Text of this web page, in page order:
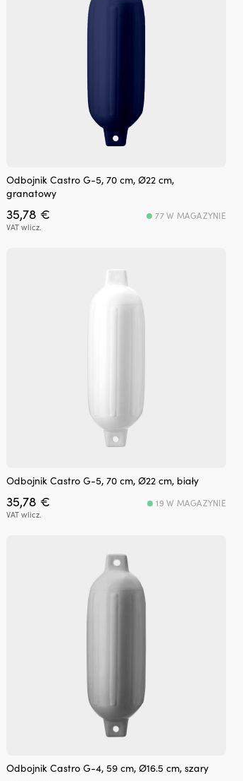
Odbojnik Castro G-5, 70 cm, Ø22 cm,
granatowy
35,78 €
VAT wlicz.
77 W MAGAZYNIE
Odbojnik Castro G-5, 70 cm, Ø22 cm, biały
35,78 €
VAT wlicz.
19 W MAGAZYNIE
Odbojnik Castro G-4, 59 cm, Ø16.5 cm, szary